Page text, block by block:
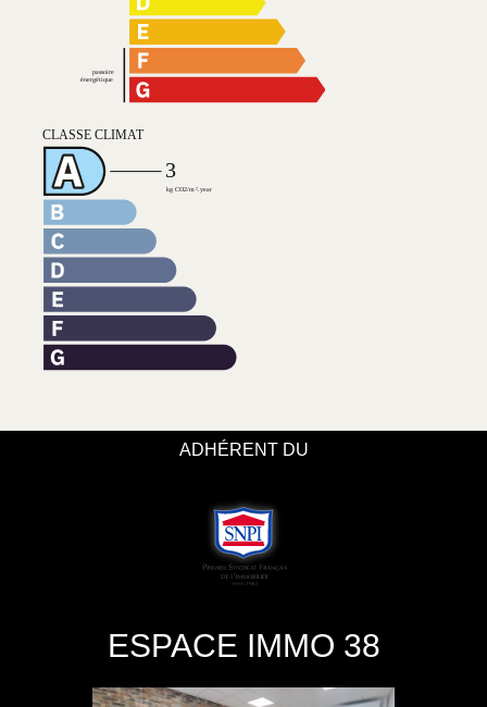
ADHÉRENT DU
ESPACE IMMO 38